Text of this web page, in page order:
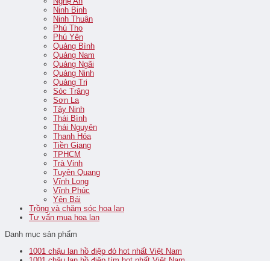
Ninh Binh
Ninh Thuận
Phú Thọ
Phú Yên
Quảng Bình
Quảng Nam
Quảng Ngãi
Quảng Ninh
Quảng Trị
Sóc Trăng
Sơn La
Tây Ninh
Thái Bình
Thái Nguyên
Thanh Hóa
Tiền Giang
TPHCM
Trà Vinh
Tuyên Quang
Vĩnh Long
Vĩnh Phúc
Yên Bái
Trồng và chăm sóc hoa lan
Tư vấn mua hoa lan
Danh mục sản phẩm
1001 chậu lan hồ điệp đỏ hot nhất Việt Nam